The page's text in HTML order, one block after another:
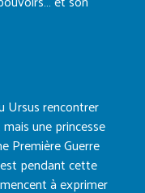
Ursus rencontrer
une princesse
Première Guerre
pendant cette
à exprimer